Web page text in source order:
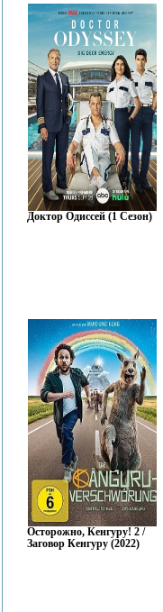
Доктор Одиссей (1 Сезон)
Осторожно, Кенгуру! 2 /
Заговор Кенгуру (2022)